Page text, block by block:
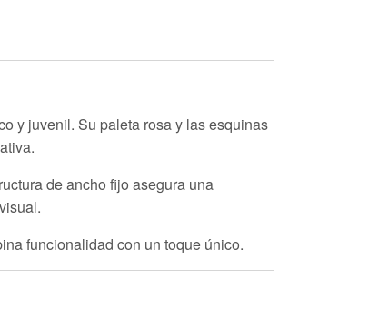
y juvenil. Su paleta rosa y las esquinas
de ancho fijo asegura una
funcionalidad con un toque único.